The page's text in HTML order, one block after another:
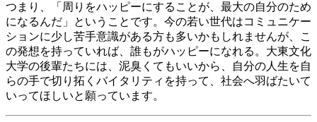
つまり、「周りをハッピーにすることが、最大の自分のため
になるんだ」ということです。今の若い世代はコミュニケー
ションに少し苦手意識がある方も多いかもしれませんが、こ
の発想を持っていれば、誰もがハッピーになれる。大東文化
大学の後輩たちには、泥臭くてもいいから、自分の人生を自
らの手で切り拓くバイタリティを持って、社会へ羽ばたいて
いってほしいと願っています。